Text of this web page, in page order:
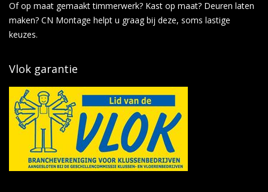
Of op maat gemaakt timmerwerk? Kast op maat? Deuren laten
maken? CN Montage helpt u graag bij deze, soms lastige
keuzes.
Vlok garantie